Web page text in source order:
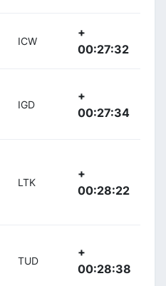
ICW
+
00:27:32
IGD
+
00:27:34
LTK
+
00:28:22
TUD
+
00:28:38